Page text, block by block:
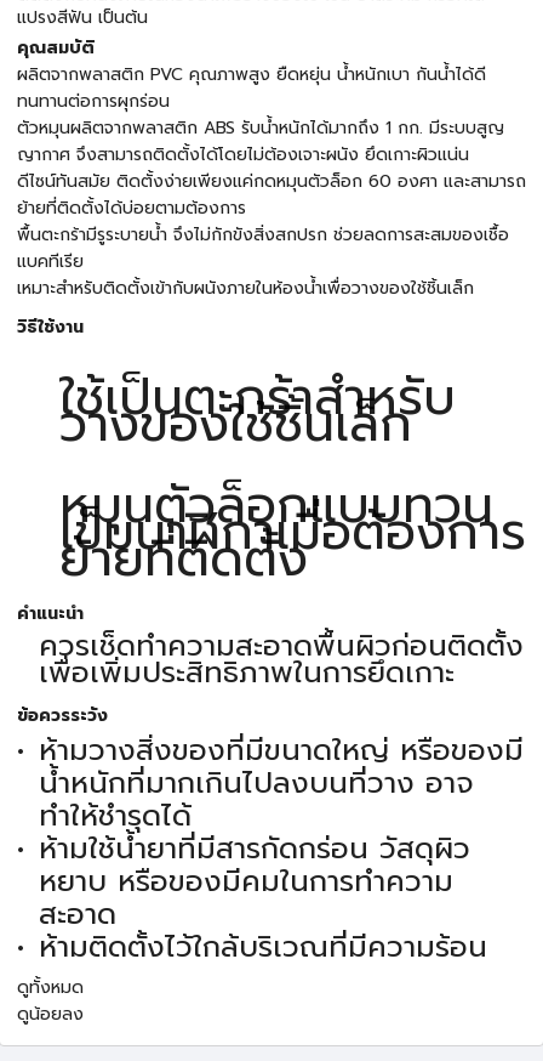
แปรงสีฟัน เป็นต้น
คุณสมบัติ
ผลิตจากพลาสติก PVC คุณภาพสูง ยืดหยุ่น น้ำหนักเบา กันน้ำได้ดี
ทนทานต่อการผุกร่อน
ตัวหมุนผลิตจากพลาสติก ABS รับน้ำหนักได้มากถึง 1 กก. มีระบบสูญ
ญากาศ จึงสามารถติดตั้งได้โดยไม่ต้องเจาะผนัง ยึดเกาะผิวแน่น
ดีไซน์ทันสมัย ติดตั้งง่ายเพียงแค่กดหมุนตัวล็อก 60 องศา และสามารถ
ย้ายที่ติดตั้งได้บ่อยตามต้องการ
พื้นตะกร้ามีรูระบายน้ำ จึงไม่กักขังสิ่งสกปรก ช่วยลดการสะสมของเชื้อ
แบคทีเรีย
เหมาะสำหรับติดตั้งเข้ากับผนังภายในห้องน้ำเพื่อวางของใช้ชิ้นเล็ก
วิธีใช้งาน
ใช้เป็นตะกร้าสำหรับ
วางของใช้ชิ้นเล็ก
หมุนตัวล็อกแบบทวน
เข็มนาฬิกาเมื่อต้องการ
ย้ายที่ติดตั้ง
คำแนะนำ
ควรเช็ดทำความสะอาดพื้นผิวก่อนติดตั้ง
เพื่อเพิ่มประสิทธิภาพในการยึดเกาะ
ข้อควรระวัง
ห้ามวางสิ่งของที่มีขนาดใหญ่ หรือของมี
น้ำหนักที่มากเกินไปลงบนที่วาง อาจ
ทำให้ชำรุดได้
ห้ามใช้น้ำยาที่มีสารกัดกร่อน วัสดุผิว
หยาบ หรือของมีคมในการทำความ
สะอาด
ห้ามติดตั้งไว้ใกล้บริเวณที่มีความร้อน
ดูทั้งหมด
ดูน้อยลง